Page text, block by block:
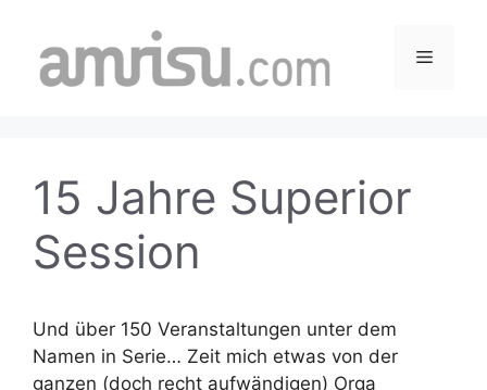
content
Menu
15 Jahre Superior
Session
Und über 150 Veranstaltungen unter dem
Namen in Serie… Zeit mich etwas von der
ganzen (doch recht aufwändigen) Orga